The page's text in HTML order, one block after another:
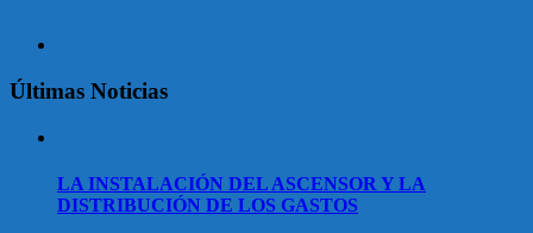
Últimas Noticias
LA INSTALACIÓN DEL ASCENSOR Y LA
DISTRIBUCIÓN DE LOS GASTOS